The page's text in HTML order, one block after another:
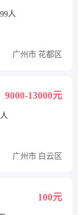
人
广州市 花都区
9000-13000元
广州市 白云区
100元